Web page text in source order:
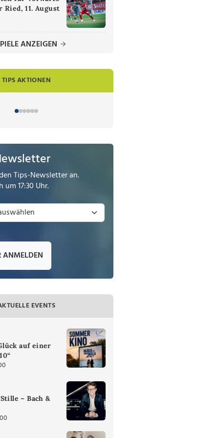
11. August
ANZEIGEN
TIPS AKTIONEN
Tips-Newsletter an.
17:30 Uhr.
ANMELDEN
EVENTS
auf einer
– Bach &